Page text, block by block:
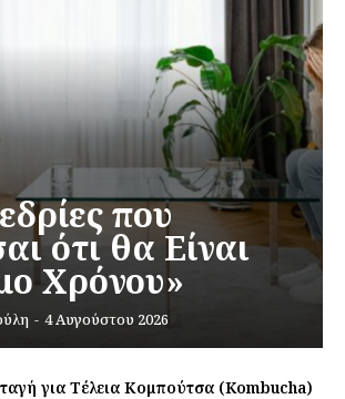
που
ότι θα Είναι
Χρόνου»
- 4 Αυγούστου 2026
για Τέλεια Κομπούτσα (Kombucha)